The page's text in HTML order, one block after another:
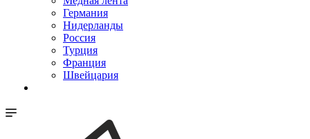
Германия
Нидерланды
Россия
Турция
Франция
Швейцария